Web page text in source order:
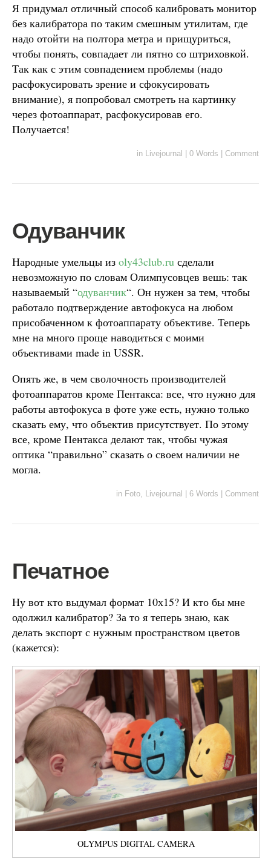
Я придумал отличный способ калибровать монитор
без калибратора по таким смешным утилитам, где
надо отойти на полтора метра и прищуриться,
чтобы понять, совпадает ли пятно со штриховкой.
Так как с этим совпадением проблемы (надо
расфокусировать зрение и сфокусировать
внимание), я попробовал смотреть на картинку
через фотоаппарат, расфокусировав его.
Получается!
in Livejournal 0 Words Comment
Одуванчик
Народные умельцы из oly43club.ru сделали
невозможную по словам Олимпусовцев вешь: так
называемый “одуванчик“. Он нужен за тем, чтобы
работало подтверждение автофокуса на любом
присобаченном к фотоаппарату объективе. Теперь
мне на много проще наводиться с моими
объективами made in USSR.
Опять же, в чем сволочность производителей
фотоаппаратов кроме Пентакса: все, что нужно для
работы автофокуса в фоте уже есть, нужно только
сказать ему, что объектив присутствует. По этому
все, кроме Пентакса делают так, чтобы чужая
оптика “правильно” сказать о своем наличии не
могла.
in Foto, Livejournal 6 Words Comment
Печатное
Ну вот кто выдумал формат 10х15? И кто бы мне
одолжил калибратор? За то я теперь знаю, как
делать экспорт с нужным пространством цветов
(кажется):
OLYMPUS DIGITAL CAMERA